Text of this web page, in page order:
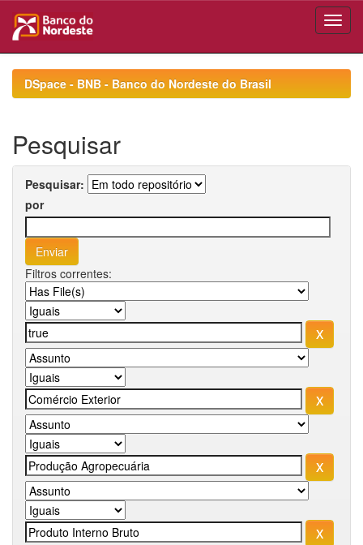
navigationDSpace - BNB - Banco do Nordeste do Brasil
Pesquisar
Pesquisar:
por
Filtros correntes: